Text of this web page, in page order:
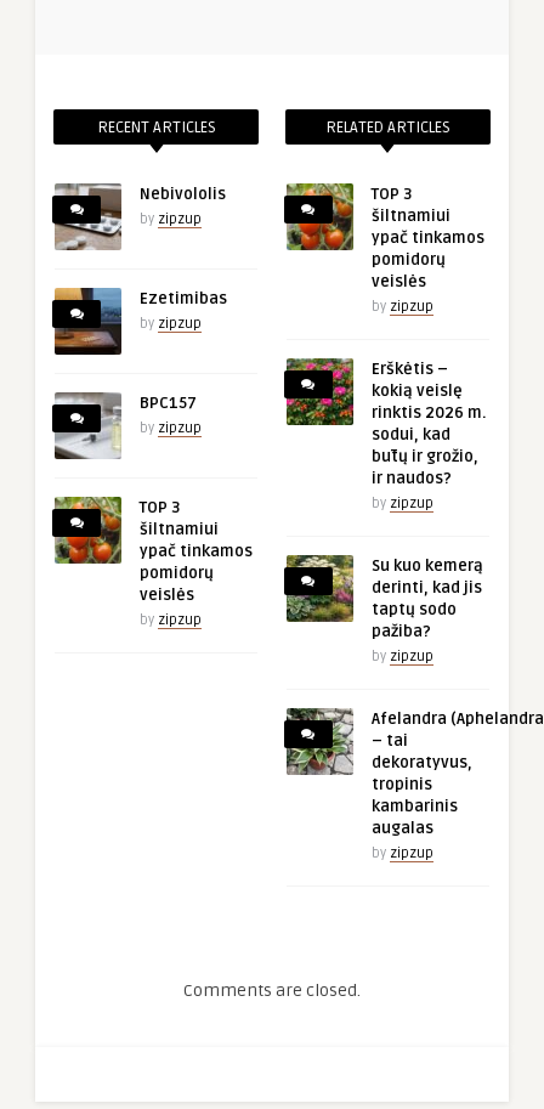
RECENT ARTICLES
Nebivololis
by zipzup
Ezetimibas
by zipzup
BPC157
by zipzup
TOP 3
šiltnamiui
ypač tinkamos
pomidorų
veislės
by zipzup
RELATED ARTICLES
TOP 3
šiltnamiui
ypač tinkamos
pomidorų
veislės
by zipzup
Erškėtis –
kokią veislę
rinktis 2026 m.
sodui, kad
būtų ir grožio,
ir naudos?
by zipzup
Su kuo kemerą
derinti, kad jis
taptų sodo
pažiba?
by zipzup
Afelandra
– tai
dekoratyvus,
tropinis
kambarinis
augalas
by zipzup
Comments are closed.